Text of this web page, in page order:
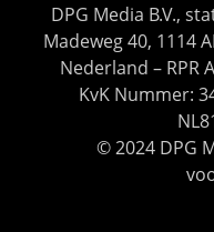
DPG Media B.V.,
Madeweg 40, 1114
Nederland – RPR
KvK Nummer:
© 2024 DPG